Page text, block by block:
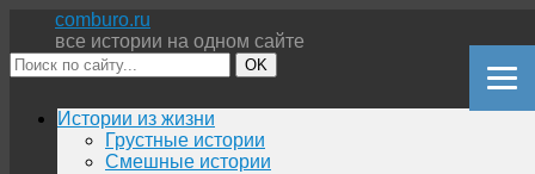
comburo.ru
все истории на одном сайте
OK
Перейти
содержимому
Истории из жизни
Грустные истории
Смешные истории